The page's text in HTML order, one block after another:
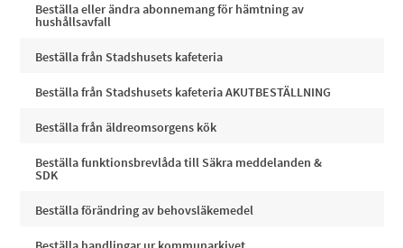
Beställa eller ändra abonnemang för hämtning av
hushållsavfall
Beställa från Stadshusets kafeteria
Beställa från Stadshusets kafeteria AKUTBESTÄLLNING
Beställa från äldreomsorgens kök
Beställa funktionsbrevlåda till Säkra meddelanden &
SDK
Beställa förändring av behovsläkemedel